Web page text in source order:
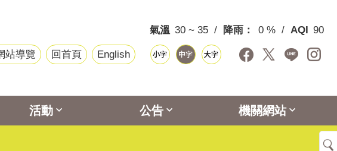
氣溫 30 ~ 35 降雨： 0 % AQI 90
站導覽 回首頁 English
活動 公告 機關網站